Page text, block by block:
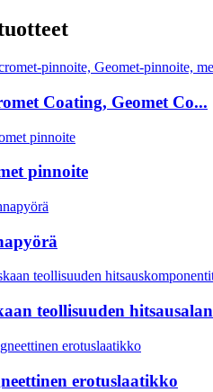
Coating, Geomet Co...
pinnoite
teollisuuden
erotuslaatikko